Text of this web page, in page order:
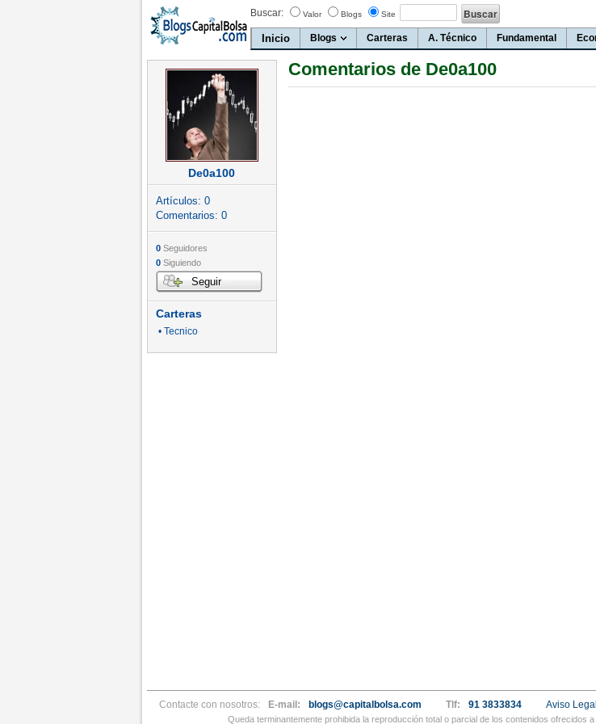
Buscar: Valor Blogs Site
Inicio Blogs Carteras A. Técnico Fundamental
De0a100
Artículos: 0
Comentarios: 0
0 Seguidores
0 Siguiendo
Seguir
Carteras
• Tecnico
Comentarios de De0a100
Contacte con nosotros: E-mail: blogs@capitalbolsa.com Tlf: 91 3833834 Aviso Legal
Queda terminantemente prohibida la reproducción total o parcial de los contenidos